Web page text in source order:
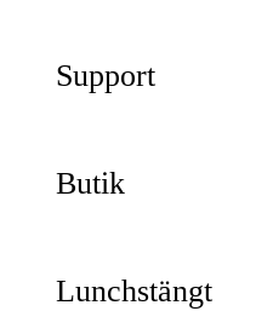
Support
Butik
Lunchstängt